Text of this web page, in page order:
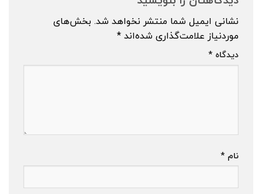
نشانی ایمیل شما منتشر نخواهد شد. بخش‌های
موردنیاز علامت‌گذاری شده‌اند*
دیدگاه *
نام *